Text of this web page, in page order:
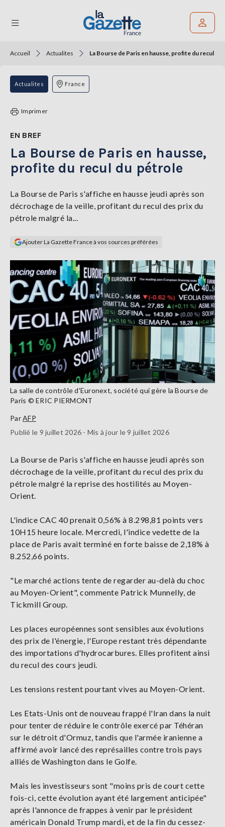
THÉMATIQUES
RÉGIONS
TENDANCES
SERVICES
GAZETTE
connecter
S'abonner
Accueil Actualites La Bourse de Paris en hausse, profite du recul
Actualites France
Imprimer
EN BREF
La Bourse de Paris en hausse,
profite du recul du pétrole
La Bourse de Paris s'affiche en hausse jeudi après son
décrochage de la veille, profitant du recul des prix du
pétrole malgré la...
Ajouter La Gazette France à vos sources préférées
La salle de contrôle d'Euronext, société qui gère la Bourse de
Paris © ERIC PIERMONT
ParAFP
Publié le 9 juillet 2026 - Mis à jour le 9 juillet 2026
La Bourse de Paris s'affiche en hausse jeudi après son
décrochage de la veille, profitant du recul des prix du
pétrole malgré la reprise des hostilités au Moyen-
Orient.
L'indice CAC 40 prenait 0,56% à 8.298,81 points vers
10H15 heure locale. Mercredi, l'indice vedette de la
place de Paris avait terminé en forte baisse de 2,18% à
8.252,66 points.
"Le marché actions tente de regarder au-delà du choc
au Moyen-Orient", commente Patrick Munnelly, de
Tickmill Group.
Les places européennes sont sensibles aux évolutions
des prix de l'énergie, l'Europe restant très dépendante
des importations d'hydrocarbures. Elles profitent ainsi
du recul des cours jeudi.
Les tensions restent pourtant vives au Moyen-Orient.
Les Etats-Unis ont de nouveau frappé l'Iran dans la nuit
pour tenter de réduire le contrôle exercé par Téhéran
sur le détroit d'Ormuz, tandis que l'armée iranienne a
affirmé avoir lancé des représailles contre trois pays
alliés de Washington dans le Golfe.
Mais les investisseurs sont "moins pris de court cette
fois-ci, cette évolution ayant été largement anticipée"
après l'annonce de frappes à venir par le président
américain Donald Trump mardi, et de la fin du cessez-